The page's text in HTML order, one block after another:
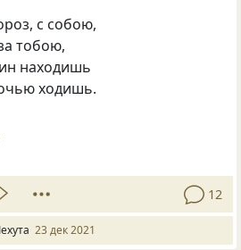
с собою,
тобою,
находишь
ходишь.
12
23 дек 2021